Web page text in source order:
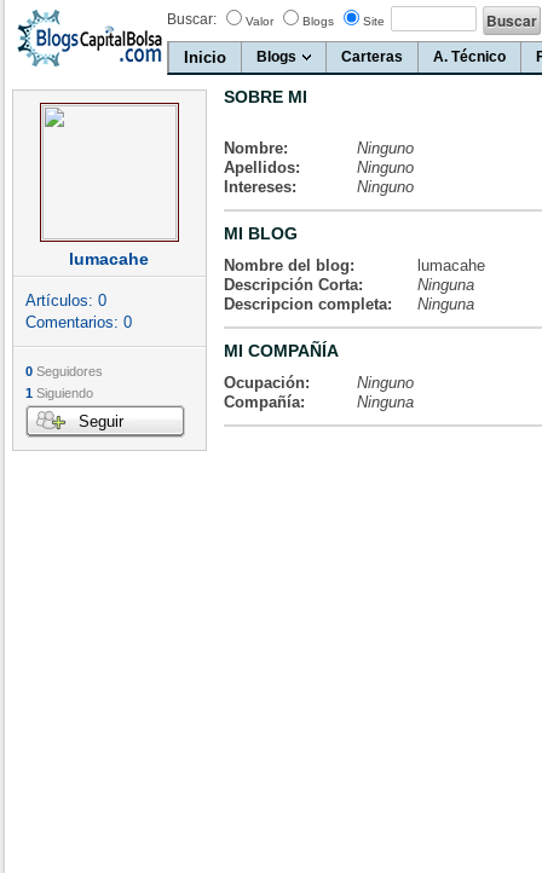
Buscar: Valor Blogs Site
Inicio Blogs Carteras A. Técnico
lumacahe
Artículos: 0
Comentarios: 0
0 Seguidores
1 Siguiendo
Seguir
SOBRE MI
Nombre:
Ninguno
Apellidos:
Ninguno
Intereses:
Ninguno
MI BLOG
Nombre del blog:
lumacahe
Descripción Corta:
Ninguna
Descripcion completa:
Ninguna
MI COMPAÑÍA
Ocupación:
Ninguno
Compañía:
Ninguna